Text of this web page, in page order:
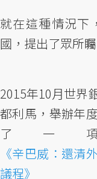
就在這種情況下
國，提出了眾所
2015年10月世界
都利馬，舉辦年
了一
《辛巴威：還清
議程》